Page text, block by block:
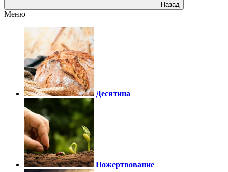
Назад
Меню
Десятина
Пожертвование